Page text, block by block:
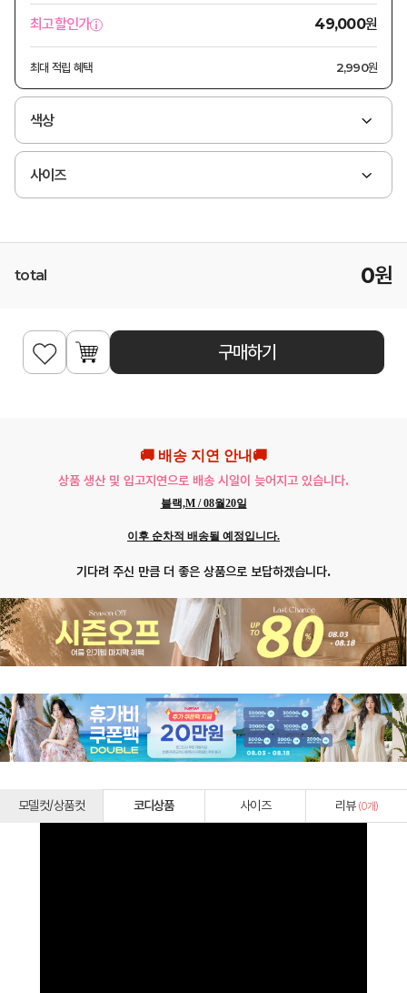
최고할인가 49,000원
최대 적립 혜택 2,990원
색상
사이즈
total 0원
구매하기
🚚 배송 지연 안내🚚
상품 생산 및 입고지연으로 배송 시일이 늦어지고 있습니다.
블랙,M / 08월20일
이후 순차적 배송될 예정입니다.
기다려 주신 만큼 더 좋은 상품으로 보답하겠습니다.
모델컷/상품컷 코디상품 사이즈 리뷰 (0개)